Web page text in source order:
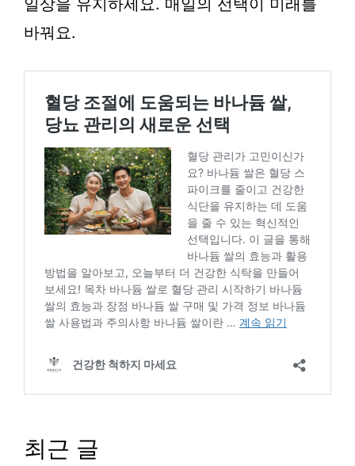
일상을 유지하세요. 매일의 선택이 미래를
바꿔요.
최근 글